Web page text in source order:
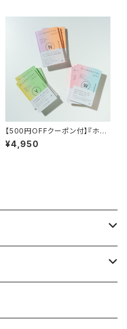
【500円OFFクーポン付】『ホン
トのコイズミさん』セット 『ホント
のコイズミさん YOUTH』 『ホン
¥4,950